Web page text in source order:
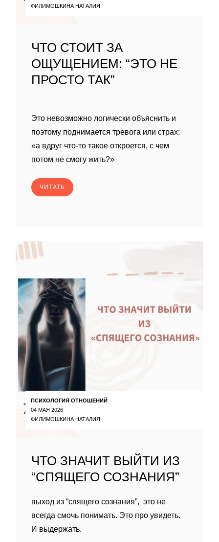
ФИЛИМОШКИНА НАТАЛИЯ
ЧТО СТОИТ ЗА
ОЩУЩЕНИЕМ: “ЭТО НЕ
ПРОСТО ТАК”
Это невозможно логически объяснить и
поэтому поднимается тревога или страх:
«а вдруг что-то такое откроется, с чем
потом не смогу жить?»
ЧИТАТЬ
ПСИХОЛОГИЯ ОТНОШЕНИЙ
04 МАЯ 2026
ФИЛИМОШКИНА НАТАЛИЯ
ЧТО ЗНАЧИТ ВЫЙТИ ИЗ
“СПЯЩЕГО СОЗНАНИЯ”
выход из “спящего сознания”, это не
всегда смочь понимать. Это про увидеть.
И выдержать.